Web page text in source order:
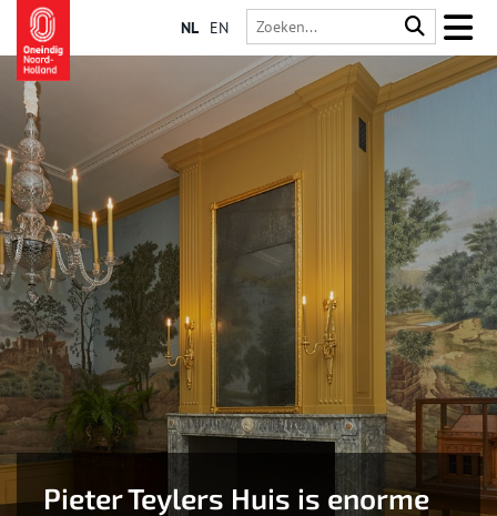
NL EN
Pieter Teylers Huis is enorme